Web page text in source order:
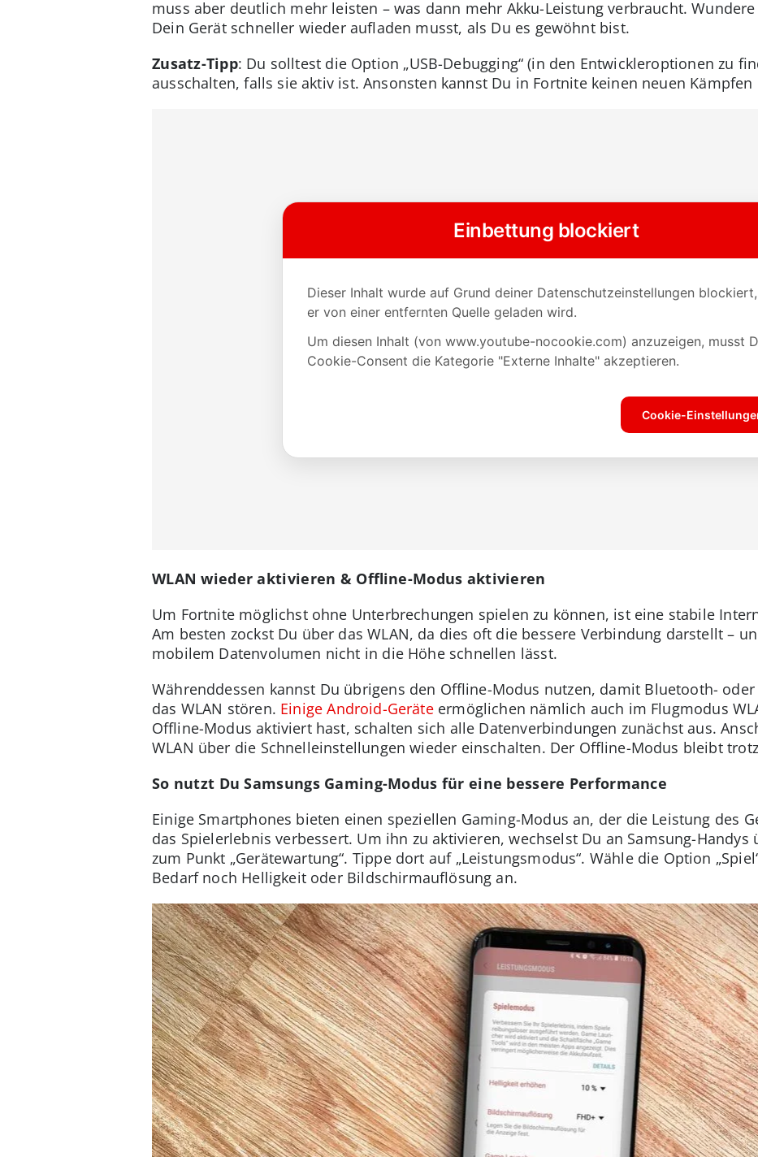
muss aber deutlich mehr leisten – was dann mehr Akku-Leistung verbraucht.
Dein Gerät schneller wieder aufladen musst, als Du es gewöhnt bist.
Zusatz-Tipp: Du solltest die Option „USB-Debugging“ (in den Entwickleroptionen zu
ausschalten, falls sie aktiv ist. Ansonsten kannst Du in Fortnite keinen neuen Kämpfen
WLAN wieder aktivieren & Offline-Modus aktivieren
Um Fortnite möglichst ohne Unterbrechungen spielen zu können, ist eine stabile
Am besten zockst Du über das WLAN, da dies oft die bessere Verbindung darstellt –
mobilem Datenvolumen nicht in die Höhe schnellen lässt.
Währenddessen kannst Du übrigens den Offline-Modus nutzen, damit Bluetooth-
das WLAN stören. Einige Android-Geräteermöglichen nämlich auch im Flugmodus
Offline-Modus aktiviert hast, schalten sich alle Datenverbindungen zunächst aus.
WLAN über die Schnelleinstellungen wieder einschalten. Der Offline-Modus bleibt
So nutzt Du Samsungs Gaming-Modus für eine bessere Performance
Einige Smartphones bieten einen speziellen Gaming-Modus an, der die Leistung des
das Spielerlebnis verbessert. Um ihn zu aktivieren, wechselst Du an Samsung-Handys
zum Punkt „Gerätewartung“. Tippe dort auf „Leistungsmodus“. Wähle die Option
Bedarf noch Helligkeit oder Bildschirmauflösung an.